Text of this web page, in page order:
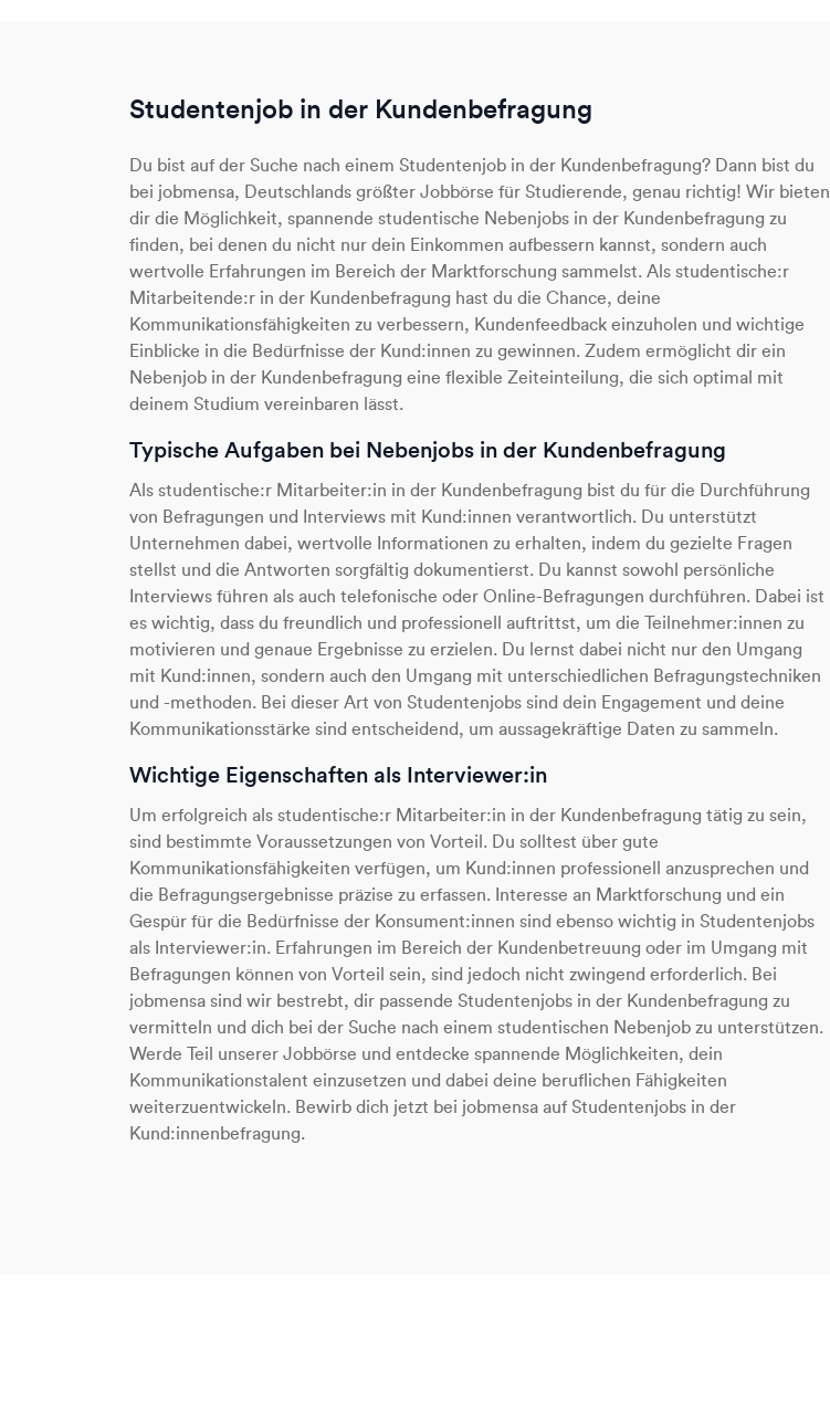
Studentenjob in der Kundenbefragung
Du bist auf der Suche nach einem Studentenjob in der Kundenbefragung? Dann bist du
bei jobmensa, Deutschlands größter Jobbörse für Studierende, genau richtig! Wir bieten
dir die Möglichkeit, spannende studentische Nebenjobs in der Kundenbefragung zu
finden, bei denen du nicht nur dein Einkommen aufbessern kannst, sondern auch
wertvolle Erfahrungen im Bereich der Marktforschung sammelst. Als studentische:r
Mitarbeitende:r in der Kundenbefragung hast du die Chance, deine
Kommunikationsfähigkeiten zu verbessern, Kundenfeedback einzuholen und wichtige
Einblicke in die Bedürfnisse der Kund:innen zu gewinnen. Zudem ermöglicht dir ein
Nebenjob in der Kundenbefragung eine flexible Zeiteinteilung, die sich optimal mit
deinem Studium vereinbaren lässt.
Typische Aufgaben bei Nebenjobs in der Kundenbefragung
Als studentische:r Mitarbeiter:in in der Kundenbefragung bist du für die Durchführung
von Befragungen und Interviews mit Kund:innen verantwortlich. Du unterstützt
Unternehmen dabei, wertvolle Informationen zu erhalten, indem du gezielte Fragen
stellst und die Antworten sorgfältig dokumentierst. Du kannst sowohl persönliche
Interviews führen als auch telefonische oder Online-Befragungen durchführen. Dabei ist
es wichtig, dass du freundlich und professionell auftrittst, um die Teilnehmer:innen zu
motivieren und genaue Ergebnisse zu erzielen. Du lernst dabei nicht nur den Umgang
mit Kund:innen, sondern auch den Umgang mit unterschiedlichen Befragungstechniken
und -methoden. Bei dieser Art von Studentenjobs sind dein Engagement und deine
Kommunikationsstärke sind entscheidend, um aussagekräftige Daten zu sammeln.
Wichtige Eigenschaften als Interviewer:in
Um erfolgreich als studentische:r Mitarbeiter:in in der Kundenbefragung tätig zu sein,
sind bestimmte Voraussetzungen von Vorteil. Du solltest über gute
Kommunikationsfähigkeiten verfügen, um Kund:innen professionell anzusprechen und
die Befragungsergebnisse präzise zu erfassen. Interesse an Marktforschung und ein
Gespür für die Bedürfnisse der Konsument:innen sind ebenso wichtig in Studentenjobs
als Interviewer:in. Erfahrungen im Bereich der Kundenbetreuung oder im Umgang mit
Befragungen können von Vorteil sein, sind jedoch nicht zwingend erforderlich. Bei
jobmensa sind wir bestrebt, dir passende Studentenjobs in der Kundenbefragung zu
vermitteln und dich bei der Suche nach einem studentischen Nebenjob zu unterstützen.
Werde Teil unserer Jobbörse und entdecke spannende Möglichkeiten, dein
Kommunikationstalent einzusetzen und dabei deine beruflichen Fähigkeiten
weiterzuentwickeln. Bewirb dich jetzt bei jobmensa auf Studentenjobs in der
Kund:innenbefragung.